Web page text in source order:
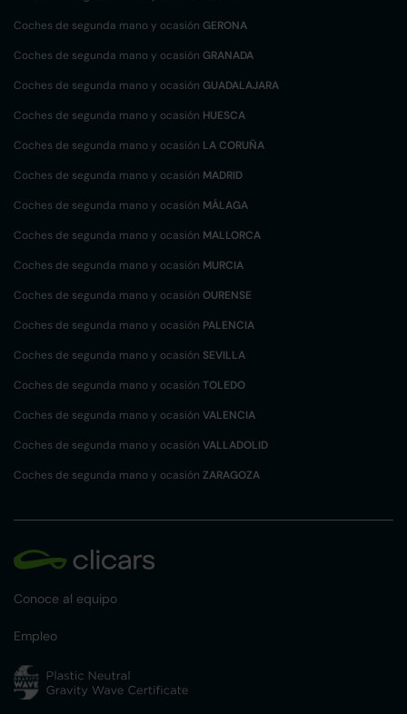
Coches de segunda mano y ocasión GERONA
Coches de segunda mano y ocasión GRANADA
Coches de segunda mano y ocasión GUADALAJARA
Coches de segunda mano y ocasión HUESCA
Coches de segunda mano y ocasión LA CORUÑA
Coches de segunda mano y ocasión MADRID
Coches de segunda mano y ocasión MÁLAGA
Coches de segunda mano y ocasión MALLORCA
Coches de segunda mano y ocasión MURCIA
Coches de segunda mano y ocasión OURENSE
Coches de segunda mano y ocasión PALENCIA
Coches de segunda mano y ocasión SEVILLA
Coches de segunda mano y ocasión TOLEDO
Coches de segunda mano y ocasión VALENCIA
Coches de segunda mano y ocasión VALLADOLID
Coches de segunda mano y ocasión ZARAGOZA
Conoce al equipo
Empleo